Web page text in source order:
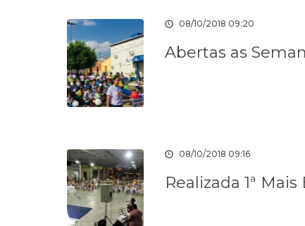
08/10/2018 09:20
Abertas as
08/10/2018 09:16
Realizada 1ª